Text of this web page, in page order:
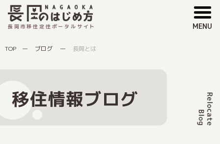
長岡市移住定住ポータルサイト MENU
TOP ブログ 長岡とは
移住情報ブログ